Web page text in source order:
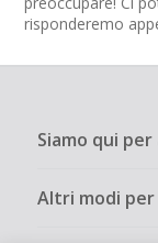
risponderemo
Siamo qui
Altri modi